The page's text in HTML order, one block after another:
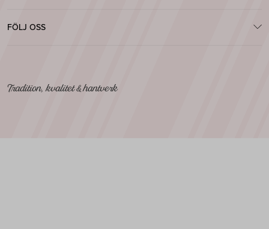
FÖLJ OSS
Tradition, kvalitet & hantverk